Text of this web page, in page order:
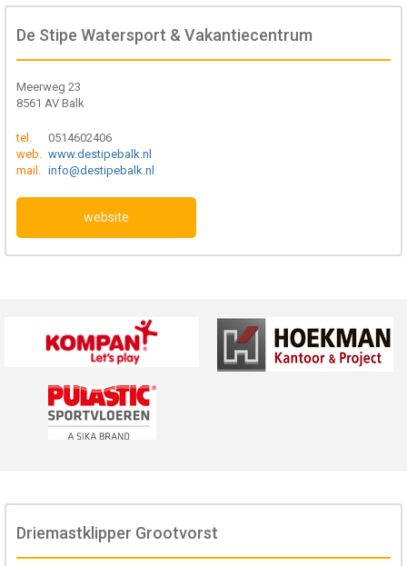
De Stipe Watersport & Vakantiecentrum
Meerweg 23
8561 AV Balk
tel.
0514602406
web. www.destipebalk.nl
mail. info@destipebalk.nl
website
Driemastklipper Grootvorst